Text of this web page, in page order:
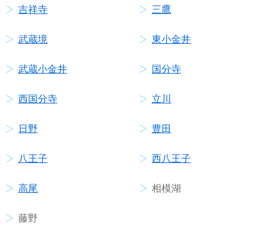
吉祥寺 三鷹
武蔵境 東小金井
武蔵小金井 国分寺
西国分寺 立川
日野 豊田
八王子 西八王子
高尾 相模湖
藤野